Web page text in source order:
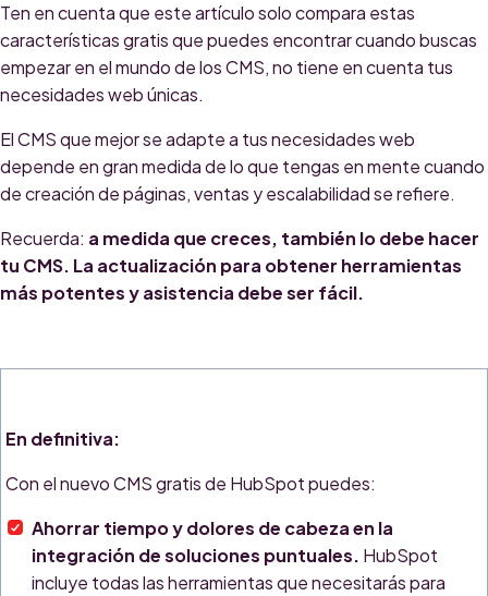
Ten en cuenta que este artículo solo compara estas
características gratis que puedes encontrar cuando buscas
empezar en el mundo de los CMS, no tiene en cuenta tus
necesidades web únicas.
El CMS que mejor se adapte a tus necesidades web
depende en gran medida de lo que tengas en mente cuando
de creación de páginas, ventas y escalabilidad se refiere.
Recuerda: a medida que creces, también lo debe hacer
tu CMS. La actualización para obtener herramientas
más potentes y asistencia debe ser fácil.
En definitiva:
Con el nuevo CMS gratis de HubSpot puedes:
Ahorrar tiempo y dolores de cabeza en la
integración de soluciones puntuales. HubSpot
incluye todas las herramientas que necesitarás para